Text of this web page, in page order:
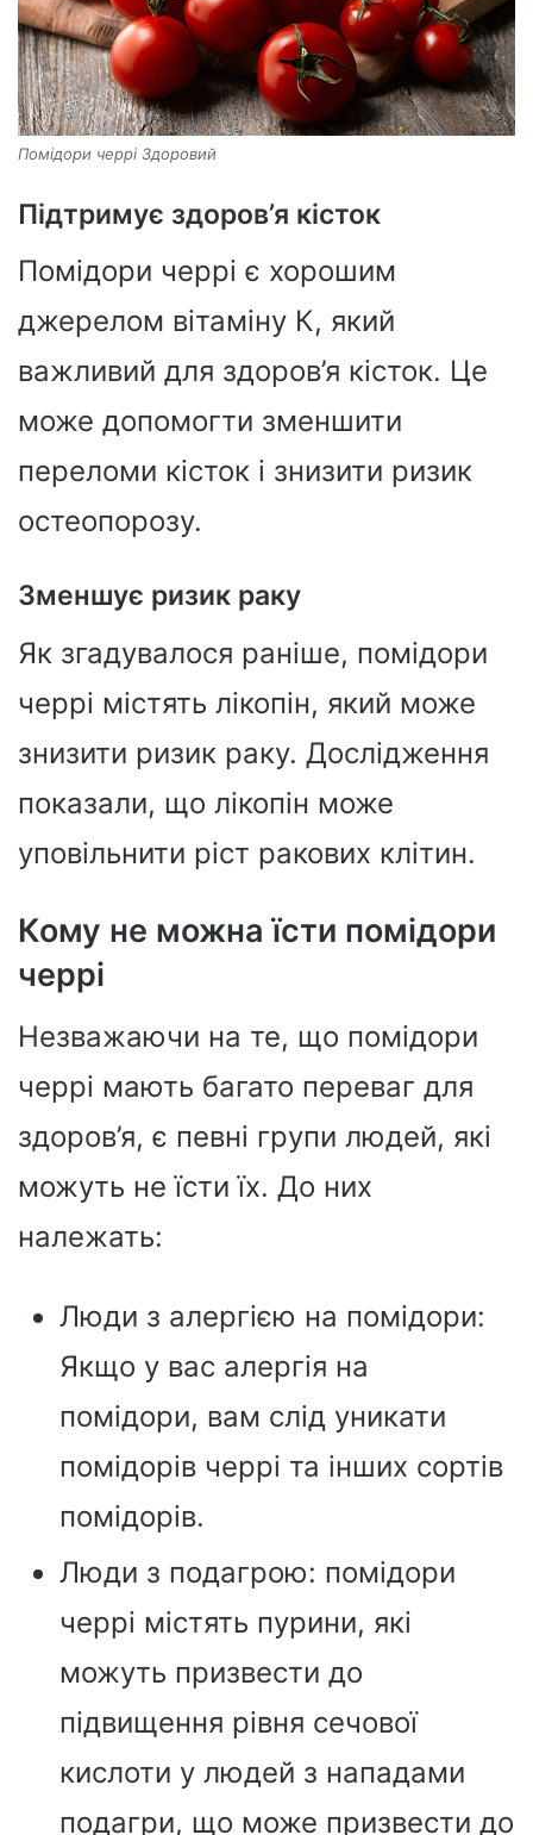
Помідори черрі Здоровий
Підтримує здоров’я кісток
Помідори черрі є хорошим
джерелом вітаміну К, який
важливий для здоров’я кісток. Це
може допомогти зменшити
переломи кісток і знизити ризик
остеопорозу.
Зменшує ризик раку
Як згадувалося раніше, помідори
черрі містять лікопін, який може
знизити ризик раку. Дослідження
показали, що лікопін може
уповільнити ріст ракових клітин.
Кому не можна їсти помідори
черрі
Незважаючи на те, що помідори
черрі мають багато переваг для
здоров’я, є певні групи людей, які
можуть не їсти їх. До них
належать:
Люди з алергією на помідори:
Якщо у вас алергія на
помідори, вам слід уникати
помідорів черрі та інших сортів
помідорів.
Люди з подагрою: помідори
черрі містять пурини, які
можуть призвести до
підвищення рівня сечової
кислоти у людей з нападами
подагри, що може призвести до